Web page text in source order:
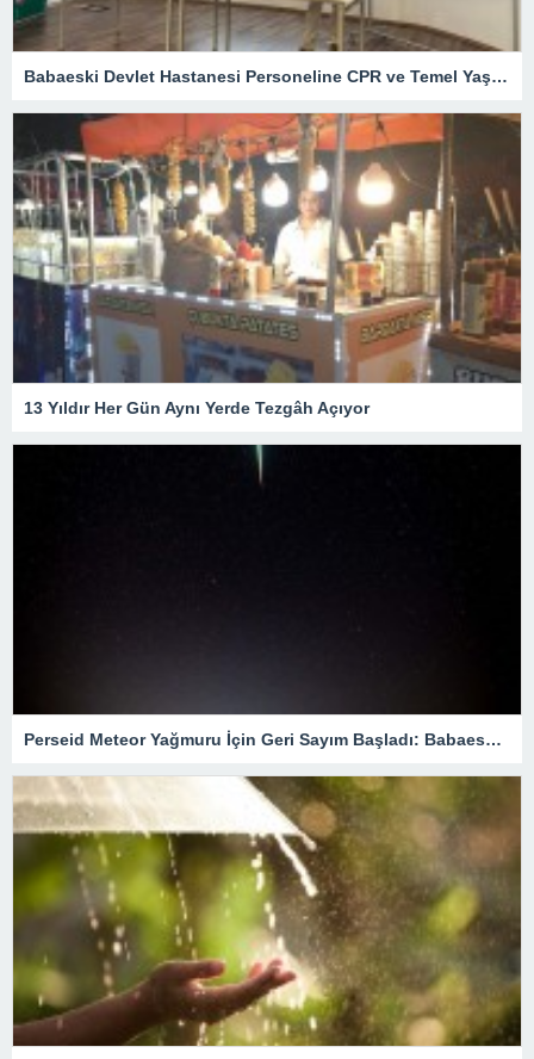
Babaeski Devlet Hastanesi Personeline CPR ve Temel Yaşam Desteği Eğitimi
13 Yıldır Her Gün Aynı Yerde Tezgâh Açıyor
Perseid Meteor Yağmuru İçin Geri Sayım Başladı: Babaeski’de En İyi Nereden İzlenir?